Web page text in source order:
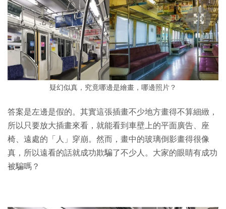
疑幻似真，究竟哪邊是繪畫，哪邊照片？
答案是左邊是假的。其實這張插畫不少地方畫得不算細緻，
所以只要放大插畫來看，就能看到車壁上的平面廣告、座
椅、遠處的「人」穿崩。然而，畫中的玻璃倒影畫得很像
真，所以遠看的話就成功欺騙了不少人。大家的眼睛有成功
被騙嗎？